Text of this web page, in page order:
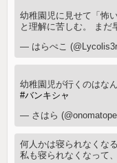
幼稚園児に見せて「怖
と理解に苦しむ。 ま
— はらぺこ
幼稚園児が行くのはな
#バンキシャ
— さはら
何人かは寝られなくなる
私も寝られなくなって